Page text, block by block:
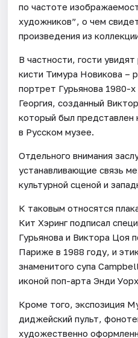
по частоте
художников”, о чем
произведения из
В частности, гости
кисти Тимура Новикова –
портрет Гурьянова 1980-
Георгия, созданный
который был представлен
в Русском музее.
Отдельного внимания
устанавливающие связь
культурной сценой и
К таковым относятся
Кит Хэринг подписал
Гурьянова и Виктора Цоя
Париже в 1988 году, и
знаменитого супа
иконой поп-арта Энди
Кроме того, экспозиция
диджейский пульт,
художественно